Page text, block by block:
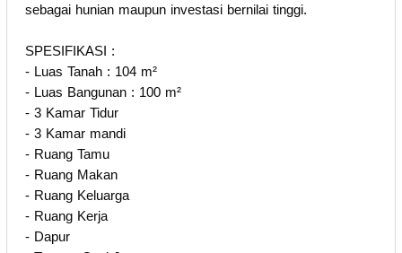
sebagai hunian maupun investasi bernilai tinggi.
SPESIFIKASI :
- Luas Tanah : 104 m²
- Luas Bangunan : 100 m²
- 3 Kamar Tidur
- 3 Kamar mandi
- Ruang Tamu
- Ruang Makan
- Ruang Keluarga
- Ruang Kerja
- Dapur